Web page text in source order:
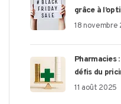
grâce à
18 novembre
Pharmacies
défis du
11 août 2025